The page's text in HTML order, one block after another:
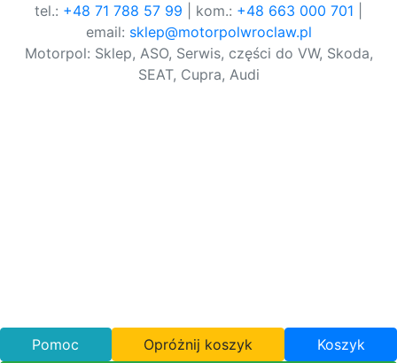
tel.: +48 71 788 57 99 | kom.: +48 663 000 701
email: sklep@motorpolwroclaw.pl
Motorpol: Sklep, ASO, Serwis, części do VW, Skoda,
SEAT, Cupra, Audi
Pomoc Opróżnij koszyk Koszyk